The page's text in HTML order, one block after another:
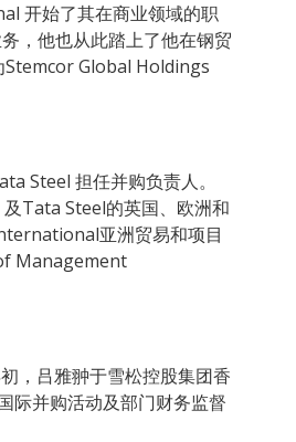
开始了其在商业领域的职
，他也从此踏上了他在钢贸
Stemcor Global Holdings
Steel 担任并购负责人。
Tata Steel的英国、欧洲和
亚洲贸易和项目
Management
，吕雅翀于雪松控股集团香
际并购活动及部门财务监督